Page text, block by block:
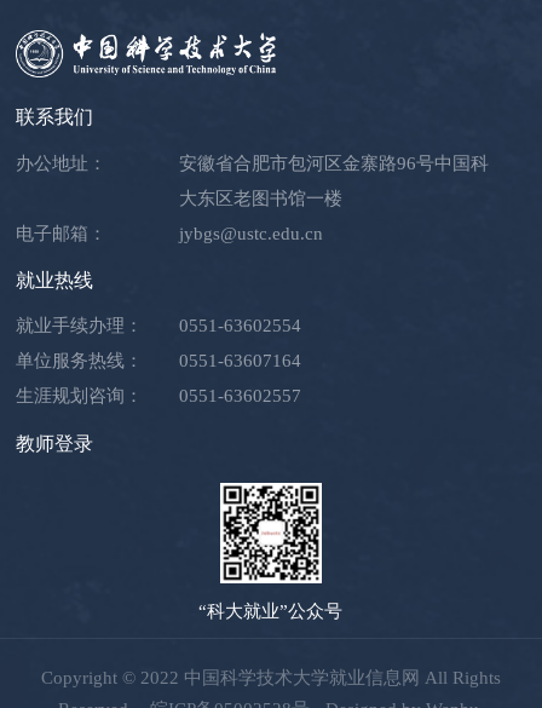
联系我们
办公地址：
安徽省合肥市包河区金寨路96号中国科
大东区老图书馆一楼
电子邮箱：
jybgs@ustc.edu.cn
就业热线
就业手续办理：
0551-63602554
单位服务热线：
0551-63607164
生涯规划咨询：
0551-63602557
教师登录
“科大就业”公众号
Copyright © 2022 中国科学技术大学就业信息网 All Rights